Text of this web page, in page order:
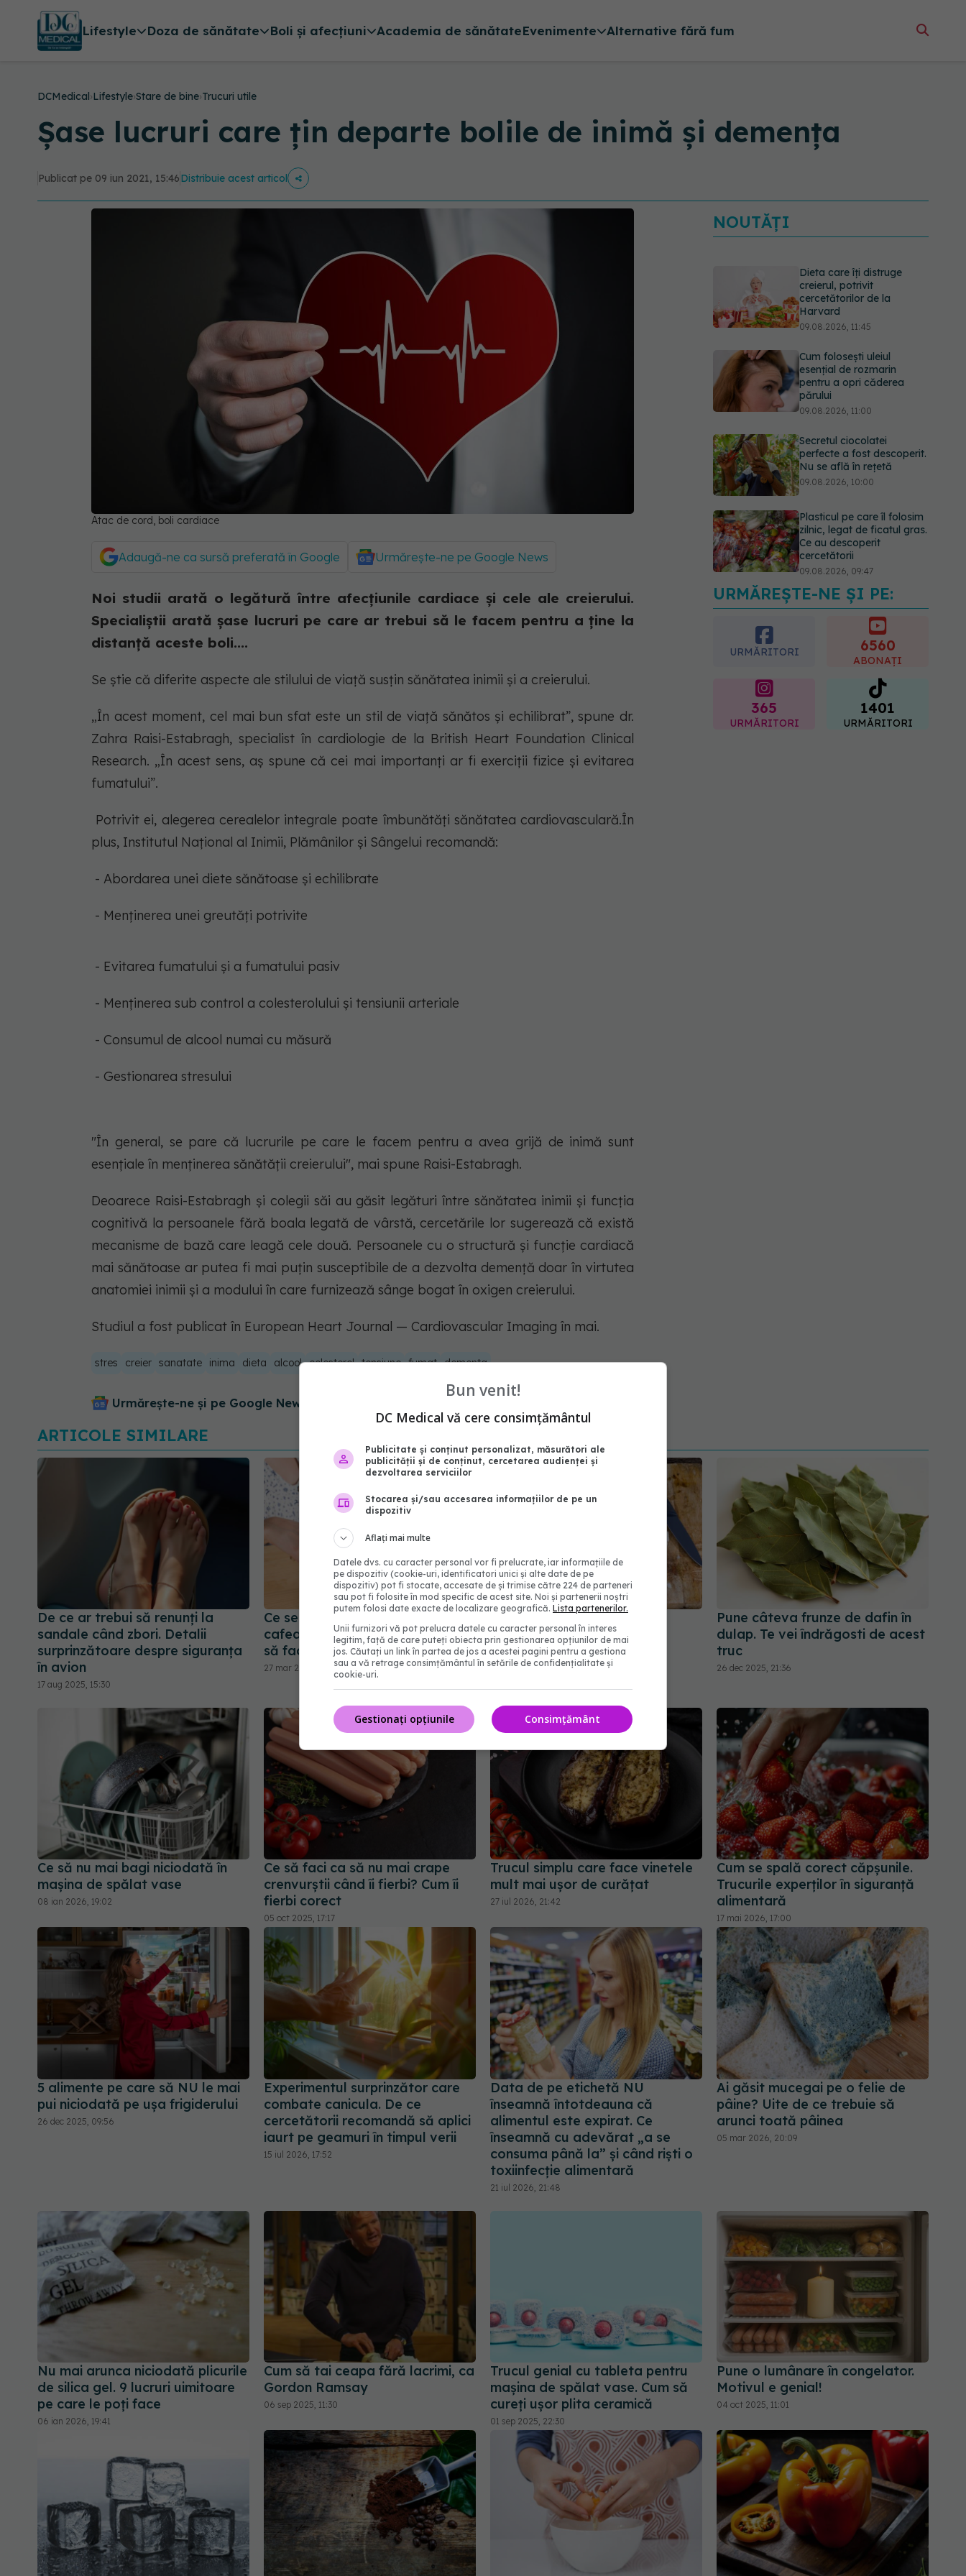
Lifestyle Doza de sănătate Boli și afecțiuni Academia de sănătateEvenimente Alternative fără fum
DCMedical›Lifestyle›Stare de bine›Trucuri utile
Șase lucruri care țin departe bolile de inimă și demența
Publicat pe 09 iun 2021, 15:46Distribuie acest articol
Atac de cord, boli cardiace
Adaugă-ne ca sursă preferată în Google Urmărește-ne pe Google News
Noi studii arată o legătură între afecțiunile cardiace și cele ale creierului.
Specialiștii arată șase lucruri pe care ar trebui să le facem pentru a ține la
distanță aceste boli....
Se știe că diferite aspecte ale stilului de viață susțin sănătatea inimii și a creierului.
„În acest moment, cel mai bun sfat este un stil de viață sănătos și echilibrat”, spune dr.
Zahra Raisi-Estabragh, specialist în cardiologie de la British Heart Foundation Clinical
Research. „În acest sens, aș spune că cei mai importanți ar fi exerciții fizice și evitarea
fumatului”.
Potrivit ei, alegerea cerealelor integrale poate îmbunătăți sănătatea cardiovasculară.În
plus, Institutul Național al Inimii, Plămânilor și Sângelui recomandă:
- Abordarea unei diete sănătoase și echilibrate
- Menținerea unei greutăți potrivite
- Evitarea fumatului și a fumatului pasiv
- Menținerea sub control a colesterolului și tensiunii arteriale
- Consumul de alcool numai cu măsură
- Gestionarea stresului
"În general, se pare că lucrurile pe care le facem pentru a avea grijă de inimă sunt
esențiale în menținerea sănătății creierului", mai spune Raisi-Estabragh.
Deoarece Raisi-Estabragh și colegii săi au găsit legături între sănătatea inimii și funcția
cognitivă la persoanele fără boala legată de vârstă, cercetările lor sugerează că există
mecanisme de bază care leagă cele două. Persoanele cu o structură și funcție cardiacă
mai sănătoase ar putea fi mai puțin susceptibile de a dezvolta demență doar în virtutea
anatomiei inimii și a modului în care furnizează sânge bogat în oxigen creierului.
Studiul a fost publicat în European Heart Journal — Cardiovascular Imaging în mai.
stres creier sanatate inima dieta alcool colesterol tensiune fumat dementa
Urmărește-ne și pe Google News - abonează‑te!
NOUTĂȚI
Dieta care îți distruge
creierul, potrivit
cercetătorilor de la
Harvard
09.08.2026, 11:45
Cum folosești uleiul
esențial de rozmarin
pentru a opri căderea
părului
09.08.2026, 11:00
Secretul ciocolatei
perfecte a fost descoperit.
Nu se află în rețetă
09.08.2026, 10:00
Plasticul pe care îl folosim
zilnic, legat de ficatul gras.
Ce au descoperit
cercetătorii
09.08.2026, 09:47
Mai trebuie să numărăm
caloriile ca să slăbim? Ce
se schimbă în era
medicamentelor GLP-1
09.08.2026, 12:00
URMĂREȘTE-NE ȘI PE:
URMĂRITORI 6560
ABONAȚI
365
URMĂRITORI
1401
URMĂRITORI
ARTICOLE SIMILARE
De ce ar trebui să renunți la
sandale când zbori. Detalii
surprinzătoare despre siguranța
în avion
17 aug 2025, 15:30
Ce se întâmplă dacă pui miere în
cafea. Ce trebuie să știi înainte
să faci asta
27 mar 2026, 09:18
Cum se taie corect ceapa
cubulețe
03 mar 2026, 19:16
Pune câteva frunze de dafin în
dulap. Te vei îndrăgosti de acest
truc
26 dec 2025, 21:36
Ce să nu mai bagi niciodată în
mașina de spălat vase
08 ian 2026, 19:02
Ce să faci ca să nu mai crape
crenvurștii când îi fierbi? Cum îi
fierbi corect
05 oct 2025, 17:17
Trucul simplu care face vinetele
mult mai ușor de curățat
27 iul 2026, 21:42
Cum se spală corect căpșunile.
Trucurile experților în siguranță
alimentară
17 mai 2026, 17:00
5 alimente pe care să NU le mai
pui niciodată pe ușa frigiderului
26 dec 2025, 09:56
Experimentul surprinzător care
combate canicula. De ce
cercetătorii recomandă să aplici
iaurt pe geamuri în timpul verii
15 iul 2026, 17:52
Data de pe etichetă NU
înseamnă întotdeauna că
alimentul este expirat. Ce
înseamnă cu adevărat „a se
consuma până la” și când riști o
toxiinfecție alimentară
21 iul 2026, 21:48
Ai găsit mucegai pe o felie de
pâine? Uite de ce trebuie să
arunci toată pâinea
05 mar 2026, 20:09
Nu mai arunca niciodată plicurile
de silica gel. 9 lucruri uimitoare
pe care le poți face
06 ian 2026, 19:41
Cum să tai ceapa fără lacrimi, ca
Gordon Ramsay
06 sep 2025, 11:30
Trucul genial cu tableta pentru
mașina de spălat vase. Cum să
cureți ușor plita ceramică
01 sep 2025, 22:30
Pune o lumânare în congelator.
Motivul e genial!
04 oct 2025, 11:01
Bun venit!
DC Medical vă cere consimțământul
Publicitate și conținut personalizat, măsurători ale
publicității și de conținut, cercetarea audienței și
dezvoltarea serviciilor
Stocarea și/sau accesarea informațiilor de pe un
dispozitiv
Aflați mai multe
Datele dvs. cu caracter personal vor fi prelucrate, iar informațiile de
pe dispozitiv (cookie-uri, identificatori unici și alte date de pe
dispozitiv) pot fi stocate, accesate de și trimise către 224 de parteneri
sau pot fi folosite în mod specific de acest site. Noi și partenerii noștri
putem folosi date exacte de localizare geografică. Lista partenerilor.
Unii furnizori vă pot prelucra datele cu caracter personal în interes
legitim, față de care puteți obiecta prin gestionarea opțiunilor de mai
jos. Căutați un link în partea de jos a acestei pagini pentru a gestiona
sau a vă retrage consimțământul în setările de confidențialitate și
cookie-uri.
Consimțământ
Gestionați opțiunile